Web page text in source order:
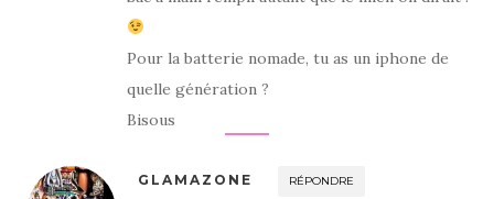
Pour la batterie nomade, tu as un iphone de
quelle génération ?
Bisous
GLAMAZONE RÉPONDRE